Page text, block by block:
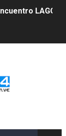
LAGO
a más de 993